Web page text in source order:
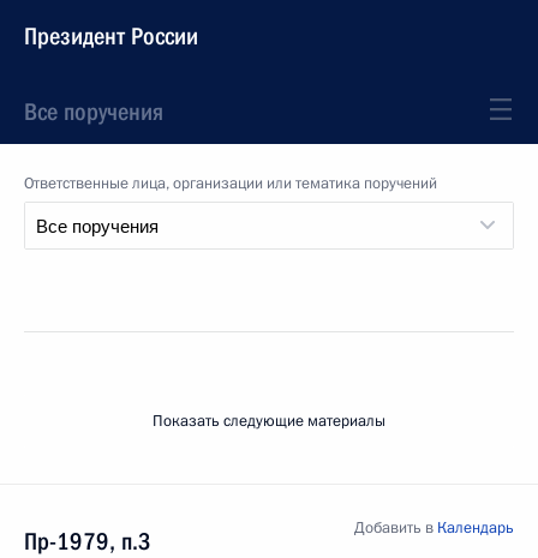
Президент России
Все поручения
Ответственные лица, организации или тематика поручений
Показать следующие материалы
Пр-1979, п.3
Добавить в Календарь